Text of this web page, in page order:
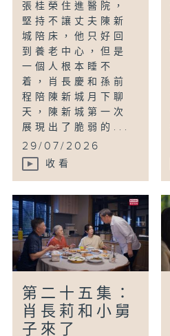
張桂榮住進醫院，
堅持不讓丈夫陳新
城陪床，他只好回
到養老中心，但是
一個人根本睡不
着，肖長慶和孫前
程陪陳新城月下聊
天，陳新城第一次
展現出了脆弱的...
29/07/2026
收看
第二十五集：
肖長莉和小舅
子來了